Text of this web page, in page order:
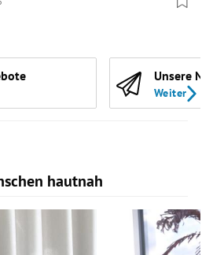
Unsere
Weiter
hautnah